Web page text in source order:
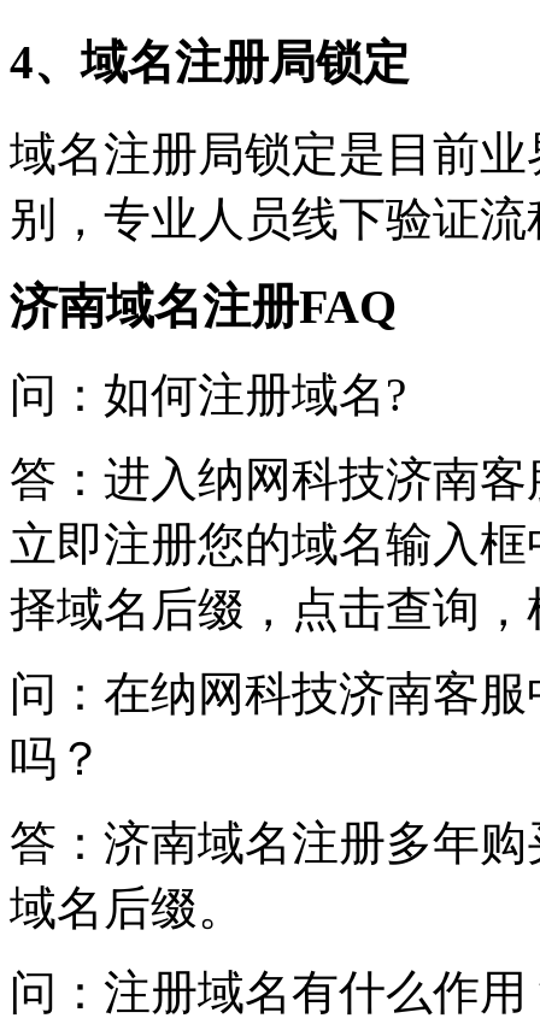
4、域名注册局锁定
域名注册局锁定是目前
别，专业人员线下验证
济南域名注册FAQ
问：如何注册域名?
答：进入纳网科技济南
立即注册您的域名输入
择域名后缀，点击查询
问：在纳网科技济南客
吗？
答：济南域名注册多年
域名后缀。
问：注册域名有什么作用